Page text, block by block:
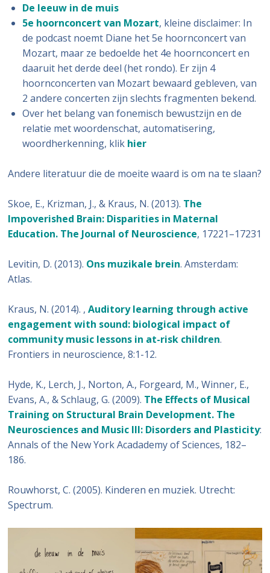
De leeuw in de muis
5e hoornconcert van Mozart, kleine disclaimer: In
de podcast noemt Diane het 5e hoornconcert van
Mozart, maar ze bedoelde het 4e hoornconcert en
daaruit het derde deel (het rondo). Er zijn 4
hoornconcerten van Mozart bewaard gebleven, van
2 andere concerten zijn slechts fragmenten bekend.
Over het belang van fonemisch bewustzijn en de
relatie met woordenschat, automatisering,
woordherkenning, klik hier
Andere literatuur die de moeite waard is om na te slaan?
Skoe, E., Krizman, J., & Kraus, N. (2013). The
Impoverished Brain: Disparities in Maternal
Education. The Journal of Neuroscience, 17221–17231
Levitin, D. (2013). Ons muzikale brein. Amsterdam:
Atlas.
Kraus, N. (2014). ,Auditory learning through active
engagement with sound: biological impact of
community music lessons in at-risk children.
Frontiers in neuroscience, 8:1-12.
Hyde, K., Lerch, J., Norton, A., Forgeard, M., Winner, E.,
Evans, A., & Schlaug, G. (2009). The Effects of Musical
Training on Structural Brain Development. The
Neurosciences and Music III: Disorders and Plasticity:
Annals of the New York Acadademy of Sciences, 182–
186.
Rouwhorst, C. (2005). Kinderen en muziek. Utrecht:
Spectrum.